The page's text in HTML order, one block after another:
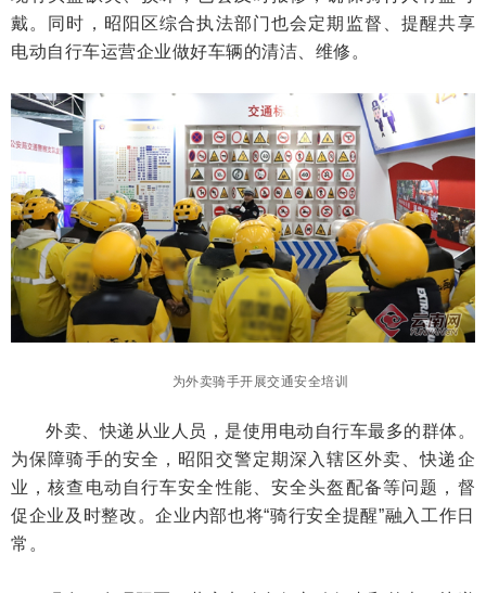
戴。同时，昭阳区综合执法部门也会定期监督、提醒共享
电动自行车运营企业做好车辆的清洁、维修。
为外卖骑手开展交通安全培训
外卖、快递从业人员，是使用电动自行车最多的群体。
为保障骑手的安全，昭阳交警定期深入辖区外卖、快递企
业，核查电动自行车安全性能、安全头盔配备等问题，督
促企业及时整改。企业内部也将“骑行安全提醒”融入工作日
常。